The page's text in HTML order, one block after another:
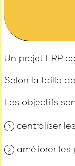
Un projet ERP
Selon la taille
Les objectifs
centraliser
améliorer les